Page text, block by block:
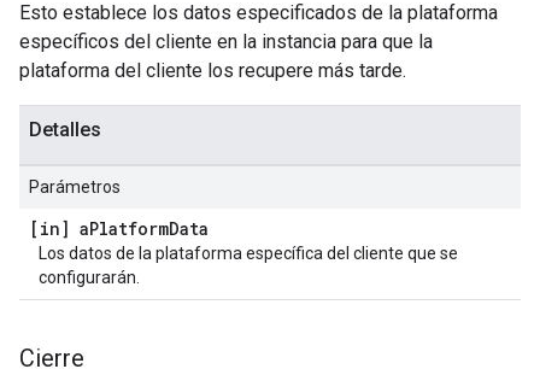
Esto establece los datos especificados de la plataforma
específicos del cliente en la instancia para que la
plataforma del cliente los recupere más tarde.
Detalles
Parámetros
[in] aPlatformData
Los datos de la plataforma específica del cliente que se
configurarán.
Cierre